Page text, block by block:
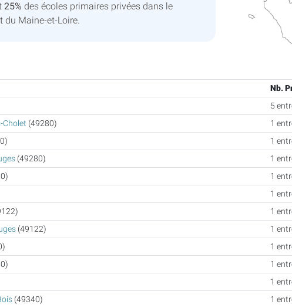
25% des écoles primaires privées dans le
du Maine-et-Loire.
Nb.
5
Cholet (49280) 1
1
(49280) 1
1
1
1
(49122) 1
1
1
1
(49340) 1